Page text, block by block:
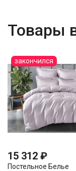
Товары
15 312 ₽
Постельное Белье
закончился